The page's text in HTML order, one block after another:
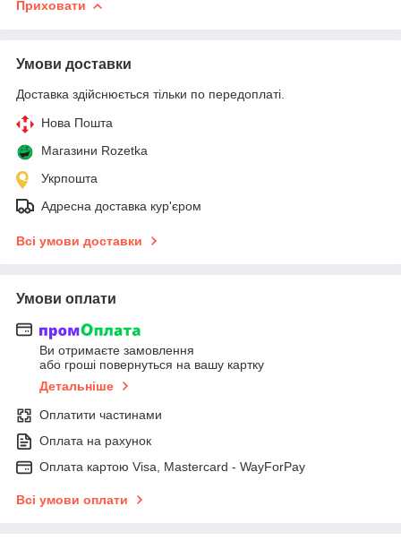
Приховати
Умови доставки
Доставка здійснюється тільки по передоплаті.
Нова Пошта
Магазини Rozetka
Укрпошта
Адресна доставка кур'єром
Всі умови доставки
Умови оплати
Ви отримаєте замовлення
або гроші повернуться на вашу картку
Детальніше
Оплатити частинами
Оплата на рахунок
Оплата картою Visa, Mastercard - WayForPay
Всі умови оплати